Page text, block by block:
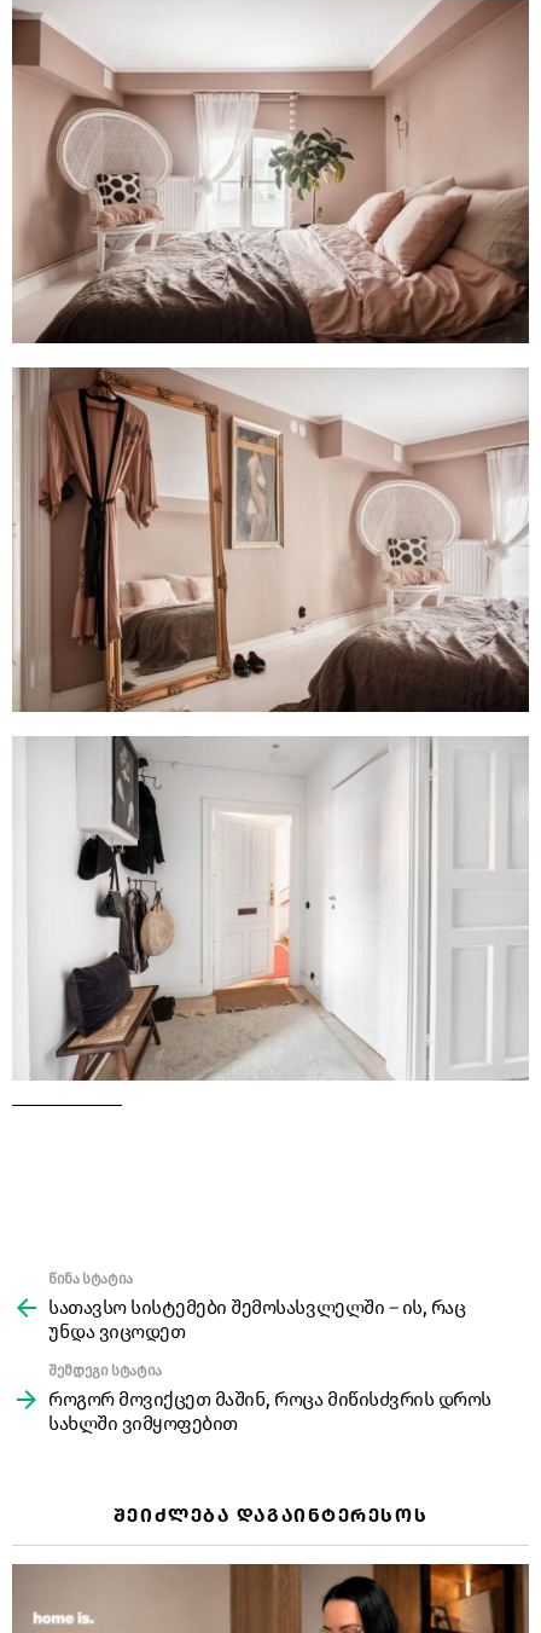
more
წინა სტატია
სათავსო სისტემები შემოსასვლელში – ის, რაც
უნდა ვიცოდეთ
შემდეგი სტატია
როგორ მოვიქცეთ მაშინ, როცა მიწისძვრის დროს
სახლში ვიმყოფებით
ᲨᲔᲘᲫᲚᲔᲑᲐ ᲓᲐᲒᲐᲘᲜᲢᲔᲠᲔᲡᲝᲡ